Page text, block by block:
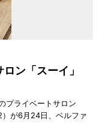
ロン「スーイ」
プライベートサロン
）が6月24日、ベルファ